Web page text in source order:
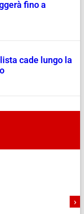
fino a
cade lungo la
›